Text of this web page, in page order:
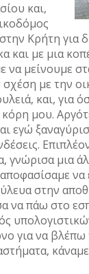
και,
Κρήτη για
και µε µια
µείνουµε
µε την
και, για
κόρη µου.
εγώ
γνώρισα µια
στην
να πάω στο
για να βλέπω